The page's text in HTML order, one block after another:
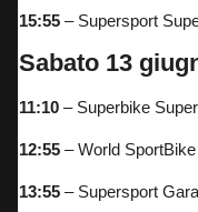
15:55 – Supersport
Sabato 13
11:10 – Superbike
12:55 – World
13:55 – Supersport